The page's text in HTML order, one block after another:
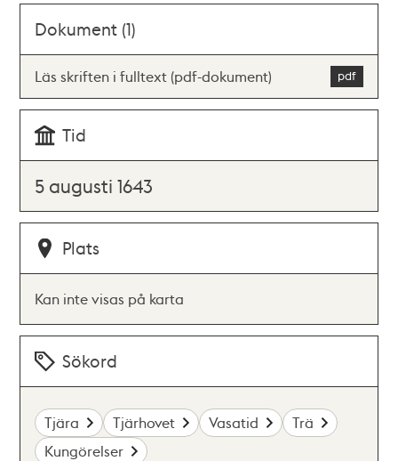
Dokument (1)
Läs skriften i fulltext (pdf-dokument)
Tid
5 augusti 1643
Plats
Kan inte visas på karta
Sökord
Tjära Tjärhovet Vasatid
Trä
Kungörelser